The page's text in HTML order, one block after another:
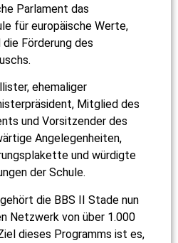
Parlament das
für europäische Werte,
Förderung des
ehemaliger
Mitglied des
und Vorsitzender des
Angelegenheiten,
und würdigte
der Schule.
die BBS II Stade nun
Netzwerk von über 1.000
dieses Programms ist es,